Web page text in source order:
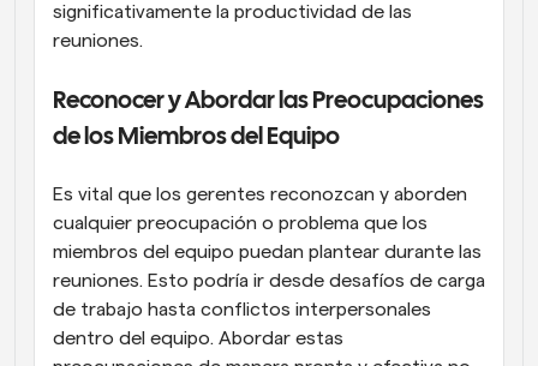
significativamente la productividad de las
reuniones.
Reconocer y Abordar las Preocupaciones
de los Miembros del Equipo
Es vital que los gerentes reconozcan y aborden
cualquier preocupación o problema que los
miembros del equipo puedan plantear durante las
reuniones. Esto podría ir desde desafíos de carga
de trabajo hasta conflictos interpersonales
dentro del equipo. Abordar estas